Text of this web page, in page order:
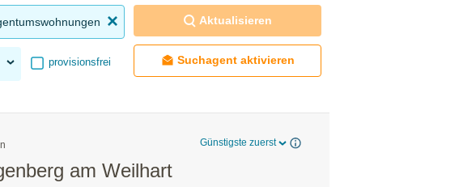
provisionsfrei
Aktualisieren
Suchagent aktivieren
Günstigste zuerst
am Weilhart